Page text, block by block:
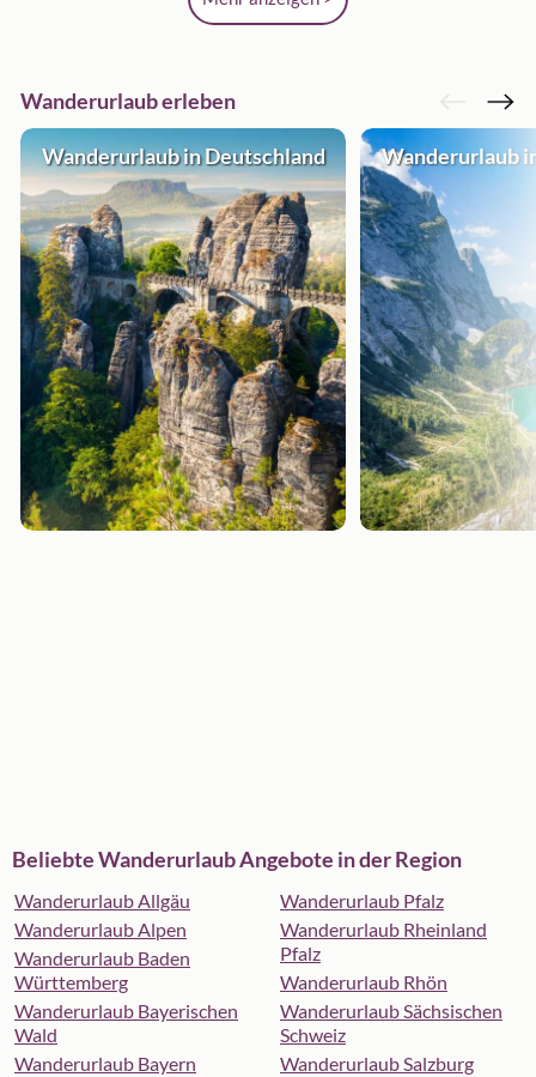
Wanderurlaub erleben
Wanderurlaub in Deutschland Wanderurlaub
Beliebte Wanderurlaub Angebote in der Region
Wanderurlaub Allgäu
Wanderurlaub Alpen
Wanderurlaub Baden
Württemberg
Wanderurlaub Bayerischen
Wald
Wanderurlaub Bayern
Wanderurlaub Pfalz
Wanderurlaub Rheinland
Pfalz
Wanderurlaub Rhön
Wanderurlaub Sächsischen
Schweiz
Wanderurlaub Salzburg